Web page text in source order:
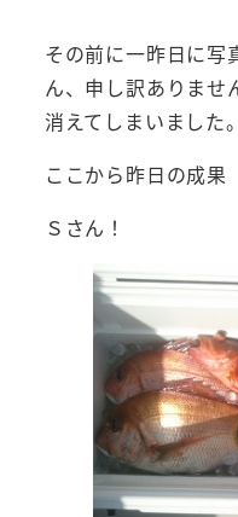
その前に一昨日に写
ん、申し訳ありませ
消えてしまいました
ここから昨日の成果
Ｓさん！